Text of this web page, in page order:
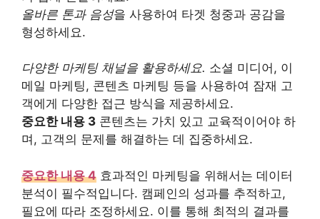
올바른 톤과 음성을 사용하여 타겟 청중과 공감을
형성하세요.
다양한 마케팅 채널을 활용하세요. 소셜 미디어, 이
메일 마케팅, 콘텐츠 마케팅 등을 사용하여 잠재 고
객에게 다양한 접근 방식을 제공하세요.
중요한 내용 3 콘텐츠는 가치 있고 교육적이어야 하
며, 고객의 문제를 해결하는 데 집중하세요.
중요한 내용 4 효과적인 마케팅을 위해서는 데이터
분석이 필수적입니다. 캠페인의 성과를 추적하고,
필요에 따라 조정하세요. 이를 통해 최적의 결과를